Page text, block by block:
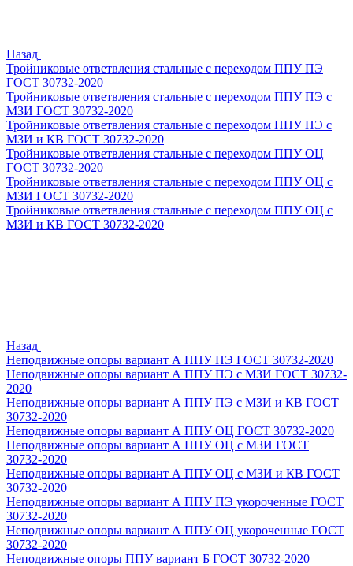
Назад
Тройниковые ответвления стальные с переходом ППУ ПЭ
ГОСТ 30732-2020
Тройниковые ответвления стальные с переходом ППУ ПЭ с
МЗИ ГОСТ 30732-2020
Тройниковые ответвления стальные с переходом ППУ ПЭ с
МЗИ и КВ ГОСТ 30732-2020
Тройниковые ответвления стальные с переходом ППУ ОЦ
ГОСТ 30732-2020
Тройниковые ответвления стальные с переходом ППУ ОЦ с
МЗИ ГОСТ 30732-2020
Тройниковые ответвления стальные с переходом ППУ ОЦ с
МЗИ и КВ ГОСТ 30732-2020
Назад
Неподвижные опоры вариант А ППУ ПЭ ГОСТ 30732-2020
Неподвижные опоры вариант А ППУ ПЭ с МЗИ ГОСТ 30732-
2020
Неподвижные опоры вариант А ППУ ПЭ с МЗИ и КВ ГОСТ
30732-2020
Неподвижные опоры вариант А ППУ ОЦ ГОСТ 30732-2020
Неподвижные опоры вариант А ППУ ОЦ с МЗИ ГОСТ
30732-2020
Неподвижные опоры вариант А ППУ ОЦ с МЗИ и КВ ГОСТ
30732-2020
Неподвижные опоры вариант А ППУ ПЭ укороченные ГОСТ
30732-2020
Неподвижные опоры вариант А ППУ ОЦ укороченные ГОСТ
30732-2020
Неподвижные опоры ППУ вариант Б ГОСТ 30732-2020